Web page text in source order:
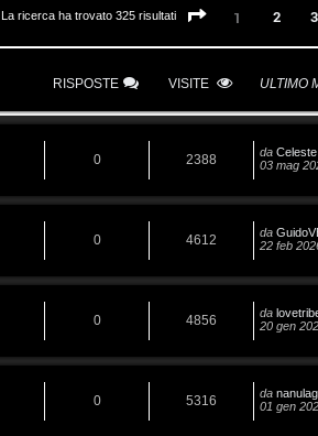
La ricerca ha trovato 325 risultati Pagina di
1 2 3
RISPOSTE VISITE ULTIMO
0 2388 da Celeste
03 mag
0 4612 da
22 feb
0 4856 da
20 gen
0 5316 da nanulag
01 gen